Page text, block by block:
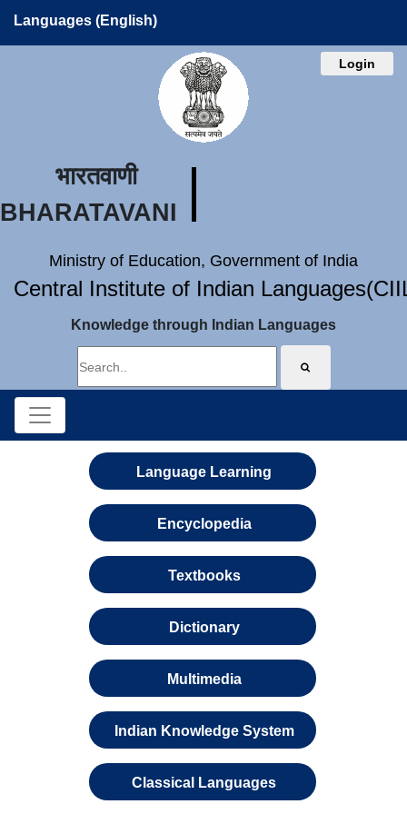
Languages (English)
Login
भारतवाणी
BHARATAVANI
Ministry of Education, Government of India
Central Institute of Indian
Knowledge through Indian Languages
Language Learning
Encyclopedia
Textbooks
Dictionary
Multimedia
Indian Knowledge System
Classical Languages